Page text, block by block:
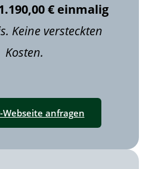
€ einmalig
Keine versteckten
Kosten.
Webseite anfragen